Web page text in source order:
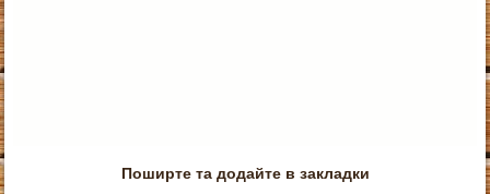
Поширте та додайте в закладки